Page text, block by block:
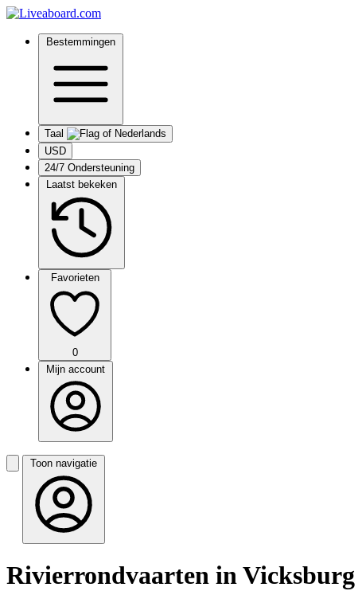
Bestemmingen
Taal
USD
24/7 Ondersteuning
Laatst bekeken
Favorieten
0
Mijn account
Toon navigatie
Rivierrondvaarten in Vicksburg